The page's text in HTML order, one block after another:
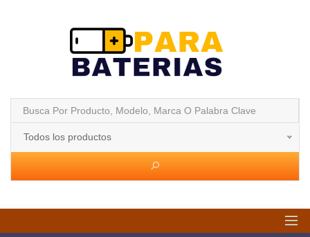
Todos los productos